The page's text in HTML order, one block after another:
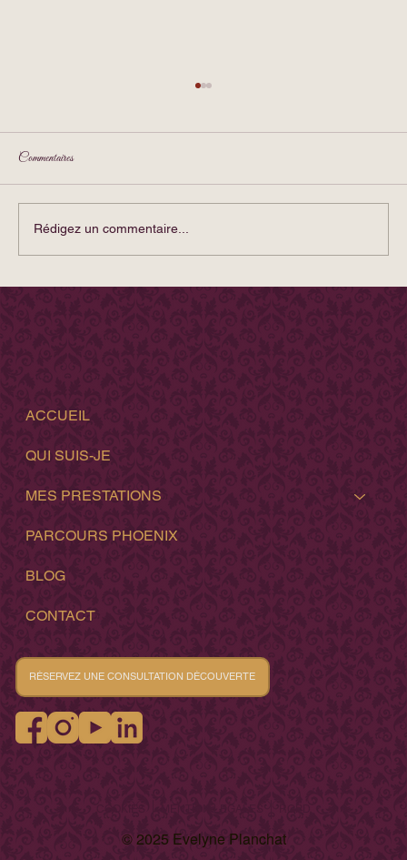
Commentaires
Rédigez un commentaire...
© 2025 Evelyne Planchat
RÉSERVEZ UNE CONSULTATION DÉCOUVERTE
ACCUEIL
QUI SUIS-JE
MES PRESTATIONS
PARCOURS PHOENIX
BLOG
CONTACT